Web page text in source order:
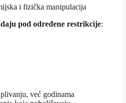
i fizička manipulacija
pod određene restrikcije:
već godinama